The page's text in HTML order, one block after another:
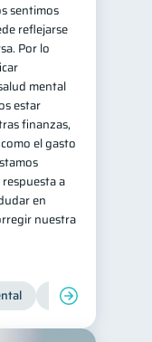
sentimos
reflejarse
Por lo
mental
estar
finanzas,
el gasto
a
en
nuestra
Inclusión